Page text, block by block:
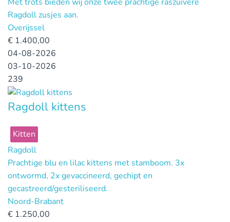
Ragdoll zusjes aan.
Overijssel
€ 1.400,00
04-08-2026
03-10-2026
239
Ragdoll kittens
Kitten
Ragdoll
Prachtige blu en lilac kittens met stamboom. 3x
ontwormd, 2x gevaccineerd, gechipt en
gecastreerd/gesteriliseerd.
Noord-Brabant
€ 1.250,00